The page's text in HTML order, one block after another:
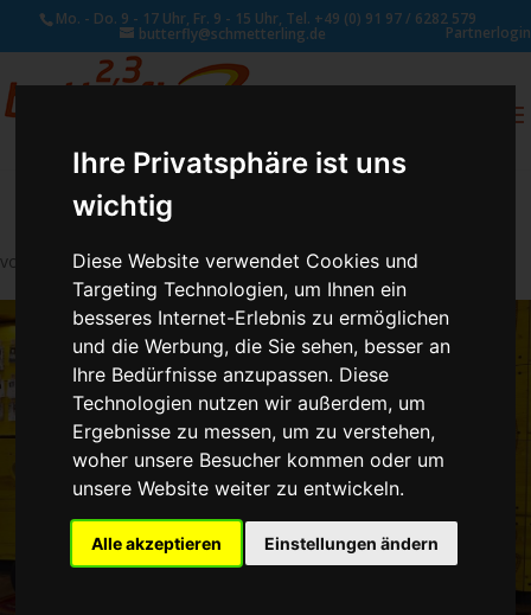
Ihre Privatsphäre ist uns
wichtig
Diese Website verwendet Cookies und
Targeting Technologien, um Ihnen ein
besseres Internet-Erlebnis zu ermöglichen
und die Werbung, die Sie sehen, besser an
Ihre Bedürfnisse anzupassen. Diese
Technologien nutzen wir außerdem, um
Ergebnisse zu messen, um zu verstehen,
woher unsere Besucher kommen oder um
unsere Website weiter zu entwickeln.
Alle akzeptieren Einstellungen ändern
Mo. - Do. 9 - 17 Uhr, Fr. 9 - 15 Uhr, Tel. +49 (0) 91 97 / 6282 579
butterfly@schmetterling.de Partnerlogin
von Susan Naumann|Okt. 23, 2018